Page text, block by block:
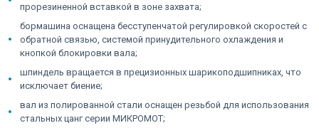
прорезиненной вставкой в зоне захвата;
бормашина оснащена бесступенчатой регулировкой скоростей с
обратной связью, системой принудительного охлаждения и
кнопкой блокировки вала;
шпиндель вращается в прецизионных шарикоподшипниках, что
исключает биение;
вал из полированной стали оснащен резьбой для использования
стальных цанг серии МИКРОМОТ;